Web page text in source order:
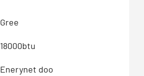
Gree
18000btu
Enerynet doo